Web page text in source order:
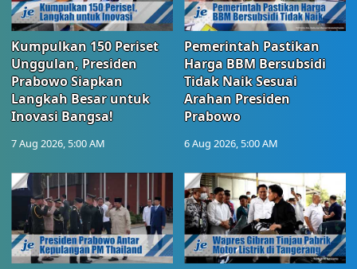
Kumpulkan 150 Periset
Unggulan, Presiden
Prabowo Siapkan
Langkah Besar untuk
Inovasi Bangsa!
7 Aug 2026, 5:00 AM
Pemerintah Pastikan
Harga BBM Bersubsidi
Tidak Naik Sesuai
Arahan Presiden
Prabowo
6 Aug 2026, 5:00 AM